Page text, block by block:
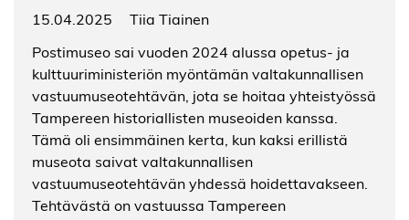
15.04.2025
Tiia Tiainen
Postimuseo sai vuoden 2024 alussa opetus- ja
kulttuuriministeriön myöntämän valtakunnallisen
vastuumuseotehtävän, jota se hoitaa yhteistyössä
Tampereen historiallisten museoiden kanssa.
Tämä oli ensimmäinen kerta, kun kaksi erillistä
museota saivat valtakunnallisen
vastuumuseotehtävän yhdessä hoidettavakseen.
Tehtävästä on vastuussa Tampereen